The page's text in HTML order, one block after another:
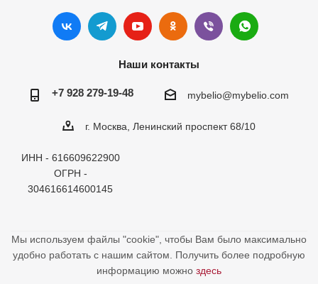
Наши контакты
+7 928 279-19-48 mybelio@mybelio.com
г. Москва, Ленинский проспект 68/10
ИНН - 616609622900
ОГРН -
304616614600145
Мы используем файлы "cookie", чтобы Вам было максимально
удобно работать с нашим сайтом. Получить более подробную
информацию можно здесь